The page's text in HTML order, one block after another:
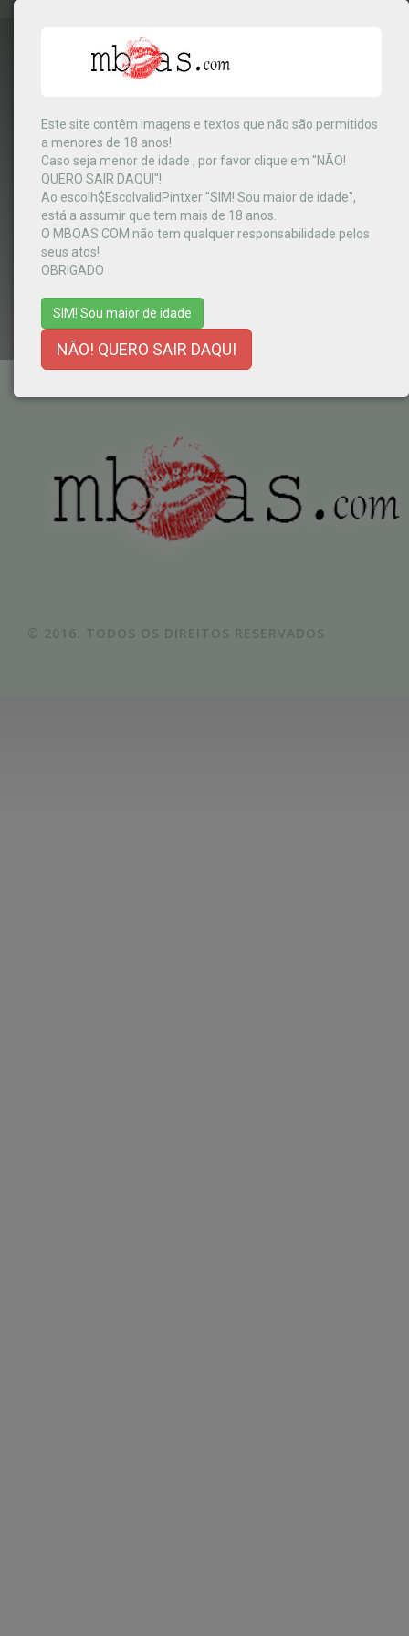
Este site contêm imagens e textos que não são permitidos
a menores de 18 anos!
Caso seja menor de idade , por favor clique em "NÃO!
QUERO SAIR DAQUI"!
Ao escolh$EscolvalidPintxer "SIM! Sou maior de idade",
está a assumir que tem mais de 18 anos.
O MBOAS.COM não tem qualquer responsabilidade pelos
seus atos!
OBRIGADO
SIM! Sou maior de idade
NÃO! QUERO SAIR DAQUI
Kenya
MENU
TERMOS E CONDIÇÕES - AJUDA
© 2016. TODOS OS DIREITOS RESERVADOS